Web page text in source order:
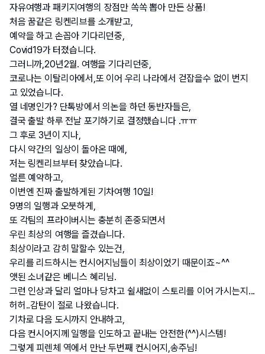
자유여행과 패키지여행의 장점만 쏙쏙 뽑아 만든 상품!
처음 꿈같은 링켄리브를 소개받고,
예약을 하고 손꼽아 기다리던중,
Covid19가 터졌습니다.
그러니까,20년2월. 여행을 기다리던중,
코로나는 이탈리아에서,또 이어 우리 나라에서 걷잡을수 없이 번지
고 있었습니다.
열 네명인가? 단톡방에서 의논을 하던 동반자들은,
결국 출발 하루 전날 포기하기로 결정했습니다 .ㅠㅠ
그 후로 3년이 지나,
다시 약간의 일상이 돌아온 때에,
저는 링켄리브부터 찾았습니다.
얼른 예약하고,
이번엔 진짜 출발하게된 기차여행 10일!
9명의 일행과 오붓하게,
또 각팀의 프라이버시는 충분히 존중되면서
우린 최상의 여행을 즐겼습니다.
최상이라고 감히 말할수 있는건,
우리를 리드하시는 컨시어지님들이 최상이었기 때문이죠~^^
앳된 소녀같은 베니스 혜리님.
그런 인상과 달리 얼마나 당차고 쉴새없이 스토리를 이어 가시는지...
허허..감탄이 절로 나왔습니다.
기차로 다음 도시까지 안내하고,
다음 컨시어지께 일행을 인도하고 끝내는 안전한(^^)시스템!
그렇게 피렌체 역에서 만난 두번째 컨시어지,송주님!